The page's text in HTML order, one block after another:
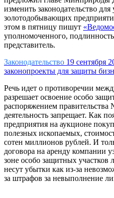
изменить законодательство
золотодобывающих
этом в пятницу пишут
уполномоченного,
представитель.
Законодательство 19 сентября
законопроекты для защиты
Речь идет о противоречии
разрешает освоение особо
распоряжением правительства
деятельность запрещает. Как
предприятия на аукционе
полезных ископаемых,
сотен миллионов рублей. И
договора на аренду компании
зоне особо защитных участков
несут убытки как из-за
за штрафов за невыполнение